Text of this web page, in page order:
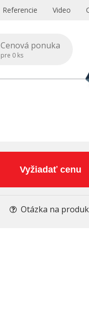
Cenová ponuka
pre 0 ks
Referencie Video
Vyžiadať cenu
Otázka na